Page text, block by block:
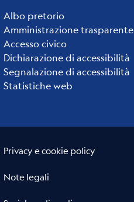
Institute
links
Albo pretorio
Amministrazione trasparente
Accesso civico
Dichiarazione di accessibilità
Segnalazione di accessibilità
Statistiche web
Privacy e cookie policy
Note legali